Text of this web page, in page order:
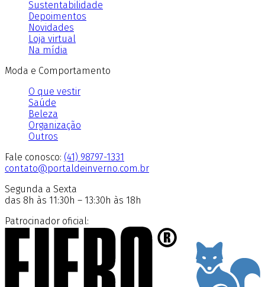
Sustentabilidade
Depoimentos
Novidades
Loja virtual
Na mídia
Moda e Comportamento
O que vestir
Saúde
Beleza
Organização
Outros
Fale conosco: (41) 98797-1331
contato@portaldeinverno.com.br
Segunda a Sexta
das 8h às 11:30h – 13:30h às 18h
Patrocinador oficial: